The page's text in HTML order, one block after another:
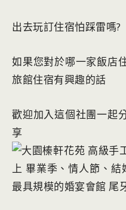
出去玩訂住宿怕踩雷嗎?
如果您對於哪一家飯店
旅館住宿有興趣的話
歡迎加入這個社團一起
享